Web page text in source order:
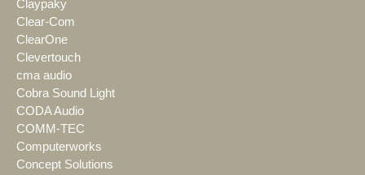
Claypaky
Clear-Com
ClearOne
Clevertouch
cma audio
Cobra Sound Light
CODA Audio
COMM-TEC
Computerworks
Concept Solutions